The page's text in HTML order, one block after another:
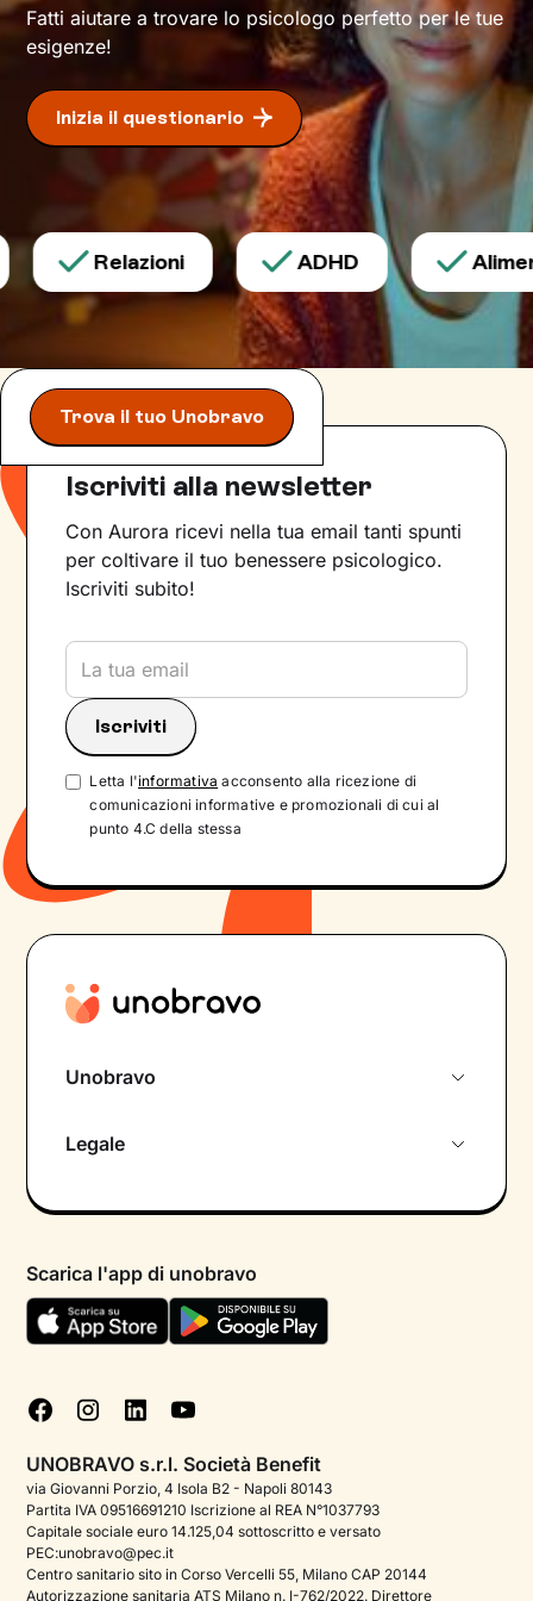
Fatti aiutare a trovare lo psicologo perfetto per le tue
esigenze!
Inizia il questionario
Relazioni ADHD
Trova il tuo Unobravo
Iscriviti alla newsletter
Con Aurora ricevi nella tua email tanti spunti
per coltivare il tuo benessere psicologico.
Iscriviti subito!
Letta l'informativa acconsento alla ricezione di
comunicazioni informative e promozionali di cui al
punto 4.C della stessa
Unobravo
Psicologo in chat
Aiuto urgente
FAQ
Podcast di psicologia
Corporate
Psicologo italiano all'estero
Legale
Termini e condizioni
Informativa Privacy
Cookie policy
Gestisci cookie
Scarica l'app di unobravo
UNOBRAVO s.r.l. Società Benefit
via Giovanni Porzio, 4 Isola B2 - Napoli 80143
Partita IVA 09516691210 Iscrizione al REA N°1037793
Capitale sociale euro 14.125,04 sottoscritto e versato
PEC:unobravo@pec.it
Centro sanitario sito in Corso Vercelli 55, Milano CAP 20144
Autorizzazione sanitaria ATS Milano n. I-762/2022. Direttore